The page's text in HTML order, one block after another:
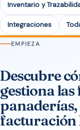
Inventario y
Integraciones
EMPIEZA
Descubre
gestiona las
panaderías,
facturación